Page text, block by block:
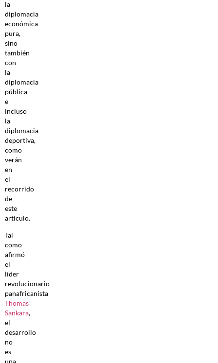
la
diplomacia
económica
pura,
sino
también
con
la
diplomacia
pública
e
incluso
la
diplomacia
deportiva,
como
verán
en
el
recorrido
de
este
artículo.
Tal
como
afirmó
el
líder
revolucionario
panafricanista
Thomas
Sankara,
el
desarrollo
no
es
una